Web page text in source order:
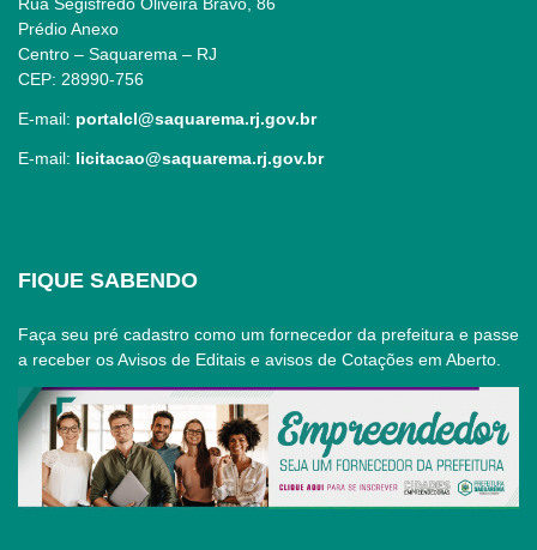
Rua Segisfredo Oliveira Bravo, 86
Prédio Anexo
Centro – Saquarema – RJ
CEP: 28990-756
E-mail: portalcl@saquarema.rj.gov.br
E-mail: licitacao@saquarema.rj.gov.br
FIQUE SABENDO
Faça seu pré cadastro como um fornecedor da prefeitura e passe
a receber os Avisos de Editais e avisos de Cotações em Aberto.